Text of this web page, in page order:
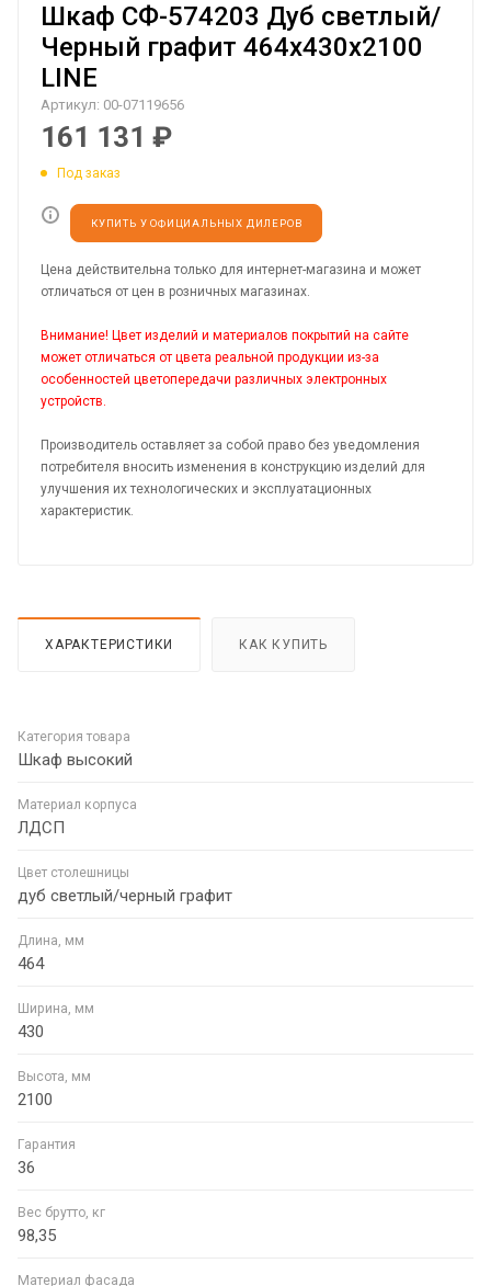
Шкаф СФ-574203 Дуб светлый/
Черный графит 464х430х2100
LINE
Артикул: 00-07119656
161 131 ₽
Под заказ
КУПИТЬ У ОФИЦИАЛЬНЫХ ДИЛЕРОВ
Цена действительна только для интернет-магазина и может
отличаться от цен в розничных магазинах.
Внимание! Цвет изделий и материалов покрытий на сайте
может отличаться от цвета реальной продукции из-за
особенностей цветопередачи различных электронных
устройств.
Производитель оставляет за собой право без уведомления
потребителя вносить изменения в конструкцию изделий для
улучшения их технологических и эксплуатационных
характеристик.
ХАРАКТЕРИСТИКИ КАК КУПИТЬ
Категория товара
Шкаф высокий
Материал корпуса
ЛДСП
Цвет столешницы
дуб светлый/черный графит
Длина, мм
464
Ширина, мм
430
Высота, мм
2100
Гарантия
36
Вес брутто, кг
98,35
Материал фасада